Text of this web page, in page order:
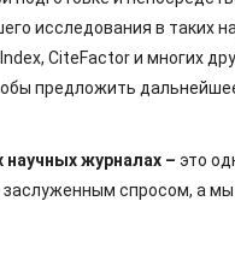
исследования в таких
CiteFactor и многих
предложить
журналах – это
заслуженным спросом, а